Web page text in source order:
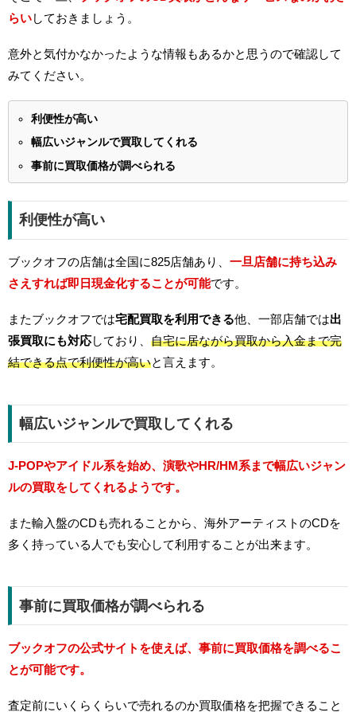
らい しておきましょう。
意外と気付かなかったような情報もあるかと思うので確認して
みてください。
利便性が高い
幅広いジャンルで買取してくれる
事前に買取価格が調べられる
利便性が高い
ブックオフの店舗は全国に825店舗あり、 一旦店舗に持ち込み
さえすれば即日現金化することが可能です。
またブックオフでは宅配買取を利用できる他、一部店舗では出
張買取にも対応しており、 自宅に居ながら買取から入金まで完
結できる点で利便性が高いと言えます。
幅広いジャンルで買取してくれる
J-POPやアイドル系を始め、演歌やHR/HM系まで幅広いジャン
ルの買取をしてくれるようです。
また輸入盤のCDも売れることから、海外アーティストのCDを
多く持っている人でも安心して利用することが出来ます。
事前に買取価格が調べられる
ブックオフの公式サイトを使えば、事前に買取価格を調べるこ
とが可能です。
査定前にいくらくらいで売れるのか買取価格を把握できること